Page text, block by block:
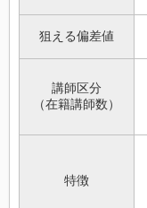
狙える偏差値
講師区分
（在籍講師数）
特徴